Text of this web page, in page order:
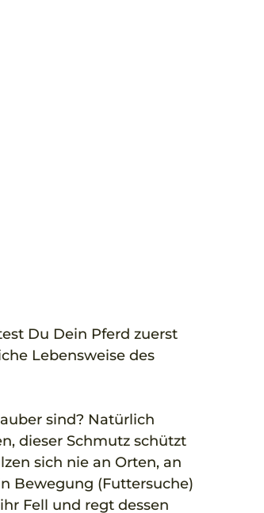
Du Dein Pferd zuerst
Lebensweise des
sind? Natürlich
dieser Schmutz schützt
sich nie an Orten, an
Bewegung (Futtersuche)
Fell und regt dessen